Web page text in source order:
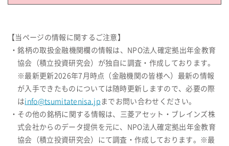
【当ページの情報に関するご注意】
・銘柄の取扱金融機関欄の情報は、NPO法人確定拠出年金教育
協会（積立投資研究会）が独自に調査・作成しております。
※最新更新2026年7月時点（金融機関の皆様へ）最新の情報
が入手できたものについては随時更新しますので、必要の際
はinfo@tsumitatenisa.jp までお問い合わせください。
・その他の銘柄に関する情報は、三菱アセット・ブレインズ株
式会社からのデータ提供を元に、NPO法人確定拠出年金教育
協会（積立投資研究会）にて調査・作成しております。※最